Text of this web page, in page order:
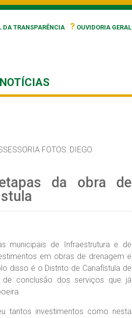
DA TRANSPARÊNCIA ? OUVIDORIA GERAL
NOTÍCIAS
FOTOS: DIEGO
da obra de
municipais de Infraestrutura e de
em obras de drenagem e
disso é o Distrito de Canafístula de
de conclusão dos serviços que já
tantos investimentos como nesta